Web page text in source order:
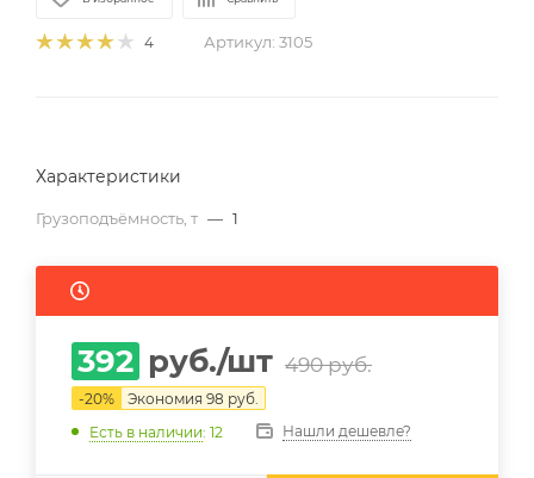
4 Артикул: 3105
Характеристики
Грузоподъёмность, т — 1
392 руб./шт 490руб.
-20% Экономия 98 руб.
Есть в наличии: 12 Нашли дешевле?